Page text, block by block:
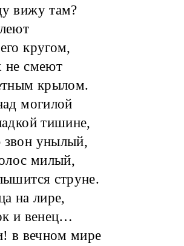
вижу там?
кругом,
смеют
крылом.
могилой
тишине,
унылый,
милый,
струне.
на лире,
и венец…
в вечном мире